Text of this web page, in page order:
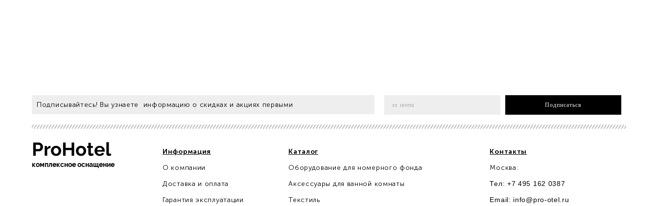
Подписывайтесь! Вы узнаете информацию о скидках и акциях первыми Подписаться
ProHotel
комплексное оснащение
Информация
О компании
Доставка и оплата
Гарантия эксплуатации
Каталог
Оборудование для номерного фонда
Аксессуары для ванной комнаты
Текстиль
Контакты
Москва:
Тел: +7 495 162 0387
Email: info@pro-otel.ru